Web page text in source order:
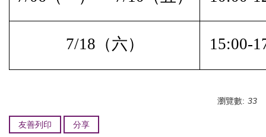
7/18 （六） 15:00-
瀏覽數: 33
友善列印 分享